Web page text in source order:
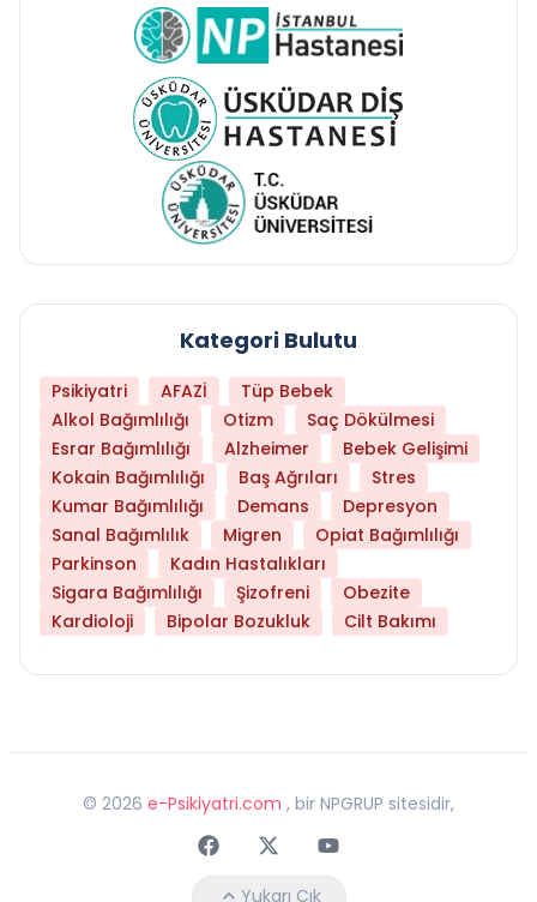
Kategori Bulutu
Psikiyatri AFAZİ
Tüp Bebek
Alkol Bağımlılığı
Otizm
Saç Dökülmesi
Esrar Bağımlılığı
Alzheimer
Bebek Gelişimi
Kokain Bağımlılığı
Baş Ağrıları
Stres
Kumar Bağımlılığı
Demans
Depresyon
Sanal Bağımlılık
Migren
Opiat Bağımlılığı
Parkinson
Kadın Hastalıkları
Sigara Bağımlılığı
Şizofreni
Obezite
Kardioloji
Bipolar Bozukluk Cilt Bakımı
© 2026 e-Psikiyatri.com , bir NPGRUP sitesidir,
FaceebokTwitterYoutube
Yukarı Çık